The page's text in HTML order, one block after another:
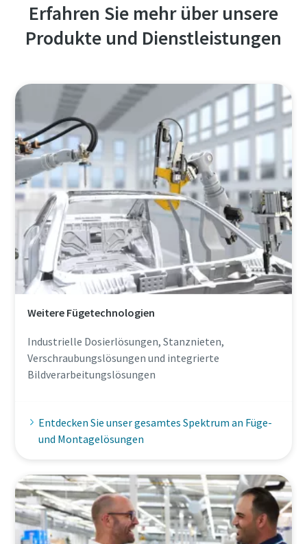
Erfahren Sie mehr über unsere
Produkte und Dienstleistungen
Weitere Fügetechnologien
Industrielle Dosierlösungen, Stanznieten,
Verschraubungslösungen und integrierte
Bildverarbeitungslösungen
Entdecken Sie unser gesamtes Spektrum an Füge-
und Montagelösungen